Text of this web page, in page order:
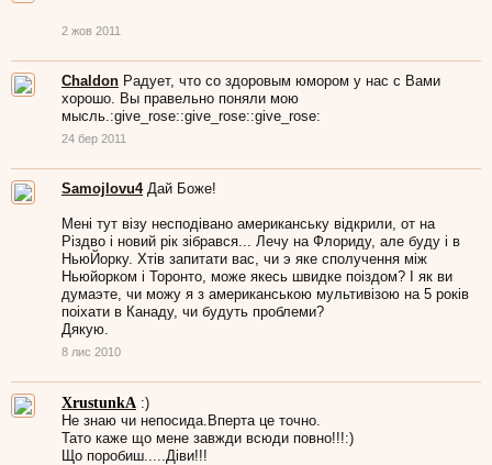
2 жов 2011
Chaldon Радует, что со здоровым юмором у нас с Вами
хорошо. Вы правельно поняли мою
мысль.:give_rose::give_rose::give_rose:
24 бер 2011
Samojlovu4 Дай Боже!
Менi тут вiзу несподiвано американську вiдкрили, от на
Рiздво i новий рiк зiбрався... Лечу на Флориду, але буду i в
НьюЙорку. Хтiв запитати вас, чи э яке сполучення мiж
Ньюйорком i Торонто, може якесь швидке поiздом? I як ви
думаэте, чи можу я з американською мультивiзою на 5 рокiв
поiхати в Канаду, чи будуть проблеми?
Дякую.
8 лис 2010
XrustunkA :)
Не знаю чи непосида.Вперта це точно.
Тато каже що мене завжди всюди повно!!!:)
Що поробиш.....Діви!!!